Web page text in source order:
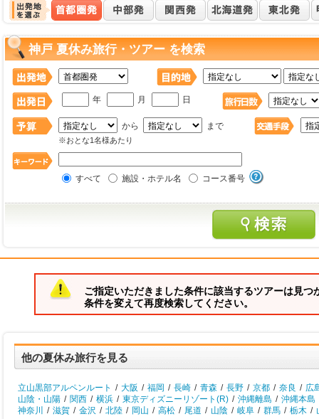
神戸 夏休み旅行・ツアー を検索
年 月 日
から まで
※おとな1名様あたり
すべて 施設・ホテル名 コース番号
ご指定いただきました条件に該当するツアーは見つ
条件を変えて再度検索してください。
他の夏休み旅行を見る
立山黒部アルペンルート / 大阪 / 福岡 / 長崎 / 青森 / 長野 / 京都 / 奈良 / 広
山陰・山陽 / 関西 / 横浜 / 東京ディズニーリゾート(R) / 沖縄離島 / 沖縄本島
神奈川
/ 滋賀 / 金沢 / 北陸 / 岡山 / 高松 / 尾道 / 山陰 / 岐阜 / 群馬 / 栃木 /